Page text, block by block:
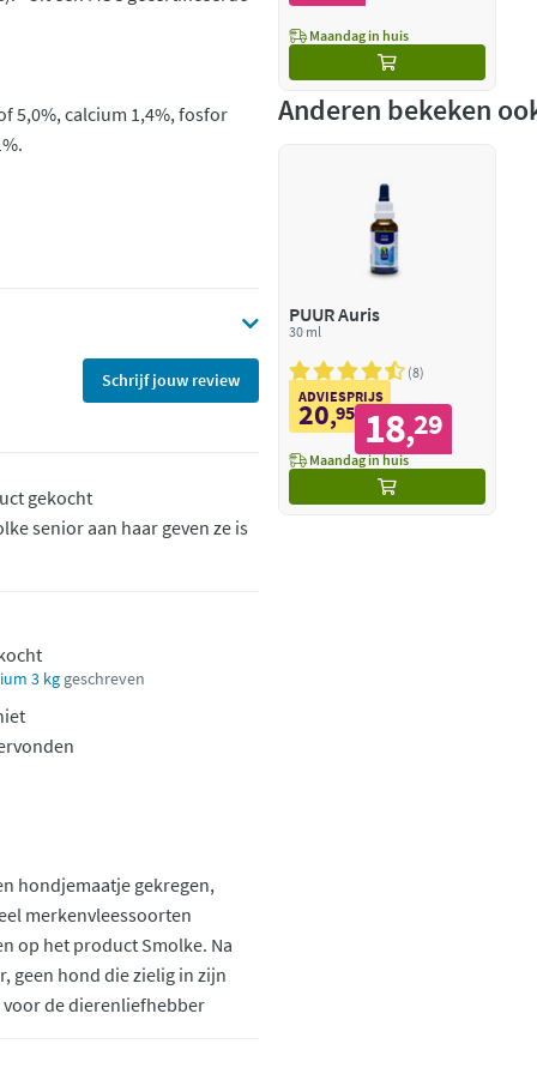
5,0%, calcium 1,4%, fosfor
Schrijf jouw review
gekocht
senior aan haar geven ze is
3 kg geschreven
hondjemaatje gekregen,
merkenvleessoorten
op het product Smolke. Na
geen hond die zielig in zijn
voor de dierenliefhebber
Maandag in huis
Anderen bekeken
PUUR Auris
30 ml
8
ADVIESPRIJS
20,95 18,29
Maandag in huis